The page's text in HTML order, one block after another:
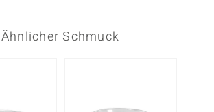
Ähnlicher Schmuck